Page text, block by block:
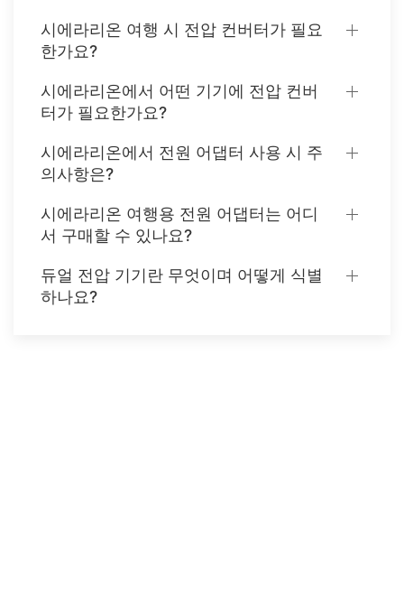
시에라리온 여행 시 전압 컨버터가 필요
한가요?
시에라리온에서 어떤 기기에 전압 컨버
터가 필요한가요?
시에라리온에서 전원 어댑터 사용 시 주
의사항은?
시에라리온 여행용 전원 어댑터는 어디
서 구매할 수 있나요?
듀얼 전압 기기란 무엇이며 어떻게 식별
하나요?